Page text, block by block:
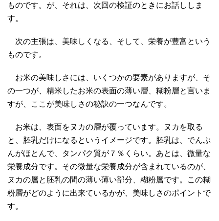
ものです。が、それは、次回の検証のときにお話ししま
す。
次の主張は、美味しくなる、そして、栄養が豊富という
ものです。
お米の美味しさには、いくつかの要素がありますが、そ
の一つが、精米したお米の表面の薄い層、糊粉層と言いま
すが、ここが美味しさの秘訣の一つなんです。
お米は、表面をヌカの層が覆っています。ヌカを取る
と、胚乳だけになるというイメージです。胚乳は、でんぷ
んがほとんで、タンパク質が７％くらい。あとは、微量な
栄養成分です。その微量な栄養成分が含まれているのが、
ヌカの層と胚乳の間の薄い薄い部分、糊粉層です。この糊
粉層がどのように出来ているかが、美味しさのポイントで
す。